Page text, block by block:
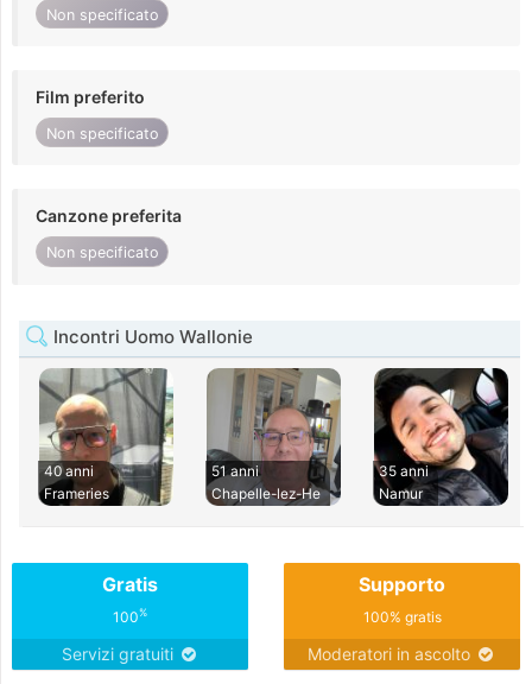
Non specificato
Film preferito
Non specificato
Canzone preferita
Non specificato
Incontri Uomo Wallonie
40 anni
Frameries
51 anni
Chapelle-lez-He
35 anni
Namur
Gratis
100%
Servizi gratuiti
Supporto
100% gratis
Moderatori in ascolto